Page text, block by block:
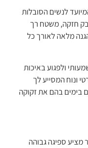
לנשים הסובלות
חזקה, משטח רך
מלאה לאורך כל
ולפגוע באיכות
ונוח המסייע לך
בימים בהם את זקוקה
מציע ספיגה גבוהה